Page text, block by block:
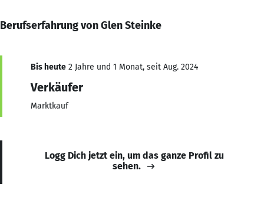
Berufserfahrung von Glen Steinke
Bis heute 2 Jahre und 1 Monat, seit Aug. 2024
Verkäufer
Marktkauf
Logg Dich jetzt ein, um das ganze Profil zu
sehen.